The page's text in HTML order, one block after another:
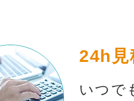
24h見
いつで